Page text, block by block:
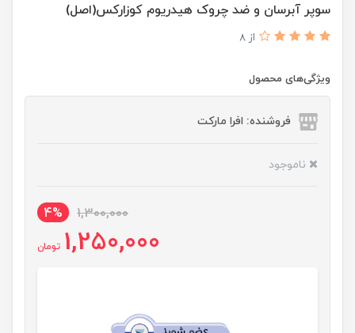
سوپر آبرسان و ضد چروک هیدریوم کوزارکس(اصل)
از 8
ویژگی‌های محصول
فروشنده: افرا مارکت
ناموجود
1,300,000
4%
1,250,000 تومان